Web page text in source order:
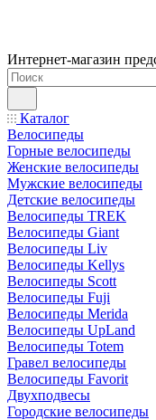
Интернет-магазин
Каталог
Велосипеды
Горные велосипеды
Женские велосипеды
Мужские велосипеды
Детские велосипеды
Велосипеды TREK
Велосипеды Giant
Велосипеды Liv
Велосипеды Kellys
Велосипеды Scott
Велосипеды Fuji
Велосипеды Merida
Велосипеды UpLand
Велосипеды Totem
Гравел велосипеды
Велосипеды Favorit
Двухподвесы
Городские велосипеды